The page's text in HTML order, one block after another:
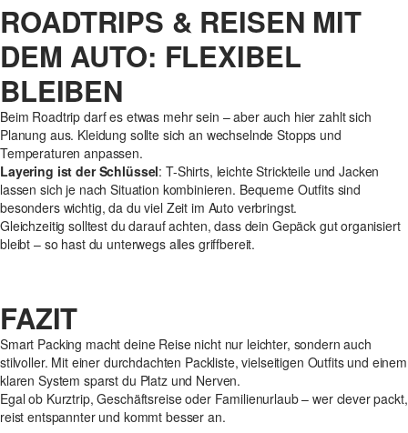
ROADTRIPS & REISEN MIT
DEM AUTO: FLEXIBEL
BLEIBEN
Beim Roadtrip darf es etwas mehr sein – aber auch hier zahlt sich
Planung aus. Kleidung sollte sich an wechselnde Stopps und
Temperaturen anpassen.
Layering ist der Schlüssel: T-Shirts, leichte Strickteile und Jacken
lassen sich je nach Situation kombinieren. Bequeme Outfits sind
besonders wichtig, da du viel Zeit im Auto verbringst.
Gleichzeitig solltest du darauf achten, dass dein Gepäck gut organisiert
bleibt – so hast du unterwegs alles griffbereit.
FAZIT
Smart Packing macht deine Reise nicht nur leichter, sondern auch
stilvoller. Mit einer durchdachten Packliste, vielseitigen Outfits und einem
klaren System sparst du Platz und Nerven.
Egal ob Kurztrip, Geschäftsreise oder Familienurlaub – wer clever packt,
reist entspannter und kommt besser an.